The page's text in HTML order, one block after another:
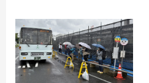
受賞・報道
情報提供